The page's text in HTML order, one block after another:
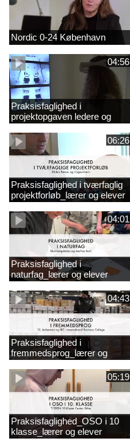
Nordic 0-24 København
04:56
Praksisfaglighed i
projektopgaven ledere og
elever
06:26
Praksisfaglighed i tværfaglig
projektforløb_lærer og elever
04:01
Praksisfaglighed i
naturfag_lærer og elever
04:43
Praksisfaglighed i
fremmedsprog_lærer og
elever
05:19
Praksisfaglighed_OSO i 10
klasse_lærer og elever